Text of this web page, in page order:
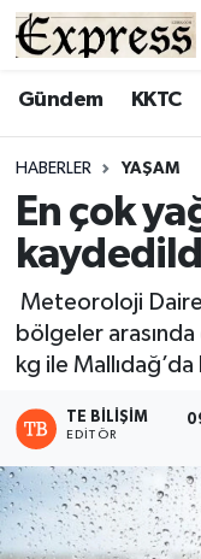
Gündem KKTC
HABERLER YAŞAM
En çok
Meteoroloji
bölgeler
kg ile
TE BILIŞIM
EDITÖR
ALAYKÖY
BİLİM
ÇATALKÖY
DÜNYA
ENGLISH
Hava Durumu
Süper Lig
Tüm Manşetler
Son Dakika